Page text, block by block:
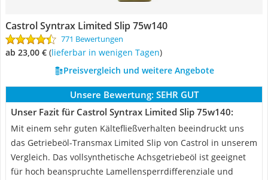
Castrol Syntrax Limited Slip 75w140
771 Bewertungen
ab 23,00 € ( Lieferbar in wenigen Tagen)
Preisvergleich und weitere Angebote
Unsere Bewertung: SEHR GUT
Unser Fazit für Castrol Syntrax Limited Slip 75w140:
Mit einem sehr guten Kältefließverhalten beeindruckt uns
das Getriebeöl-Transmax Limited Slip von Castrol in unserem
Vergleich. Das vollsynthetische Achsgetriebeöl ist geeignet
für hoch beanspruchte Lamellensperrdifferenziale und